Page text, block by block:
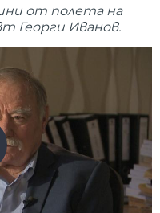
от полета на
Георги Иванов.